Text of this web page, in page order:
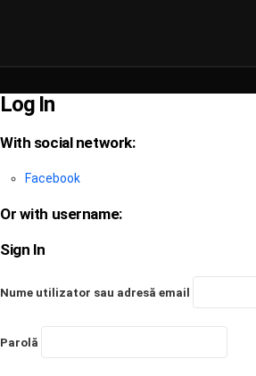
Log In
With social network:
Facebook
Or with username:
Sign In
Nume utilizator sau adresă email
Parolă